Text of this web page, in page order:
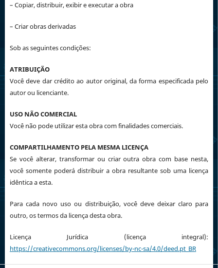
– Copiar, distribuir, exibir e executar a obra
– Criar obras derivadas
Sob as seguintes condições:
ATRIBUIÇÃO
Você deve dar crédito ao autor original, da forma especificada pelo
autor ou licenciante.
USO NÃO COMERCIAL
Você não pode utilizar esta obra com finalidades comerciais.
COMPARTILHAMENTO PELA MESMA LICENÇA
Se você alterar, transformar ou criar outra obra com base nesta,
você somente poderá distribuir a obra resultante sob uma licença
idêntica a esta.
Para cada novo uso ou distribuição, você deve deixar claro para
outro, os termos da licença desta obra.
Licença Jurídica (licença integral):
https://creativecommons.org/licenses/by-nc-sa/4.0/deed.pt_BR